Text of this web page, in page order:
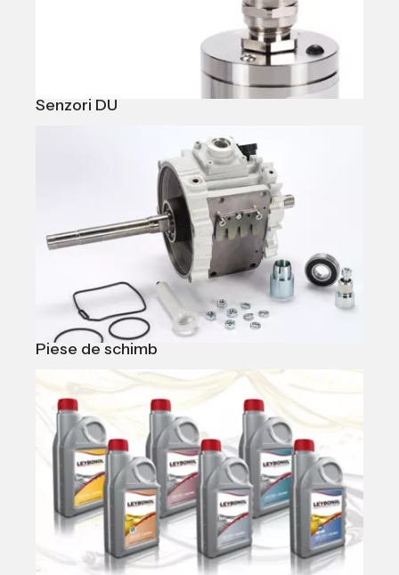
Senzori DU
Piese de schimb